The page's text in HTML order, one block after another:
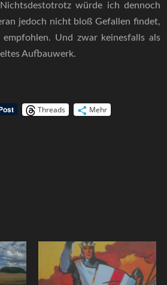
würde ich dennoch
jedoch nicht bloß Gefallen findet,
Und zwar keinesfalls als
Aufbauwerk.
Threads Mehr